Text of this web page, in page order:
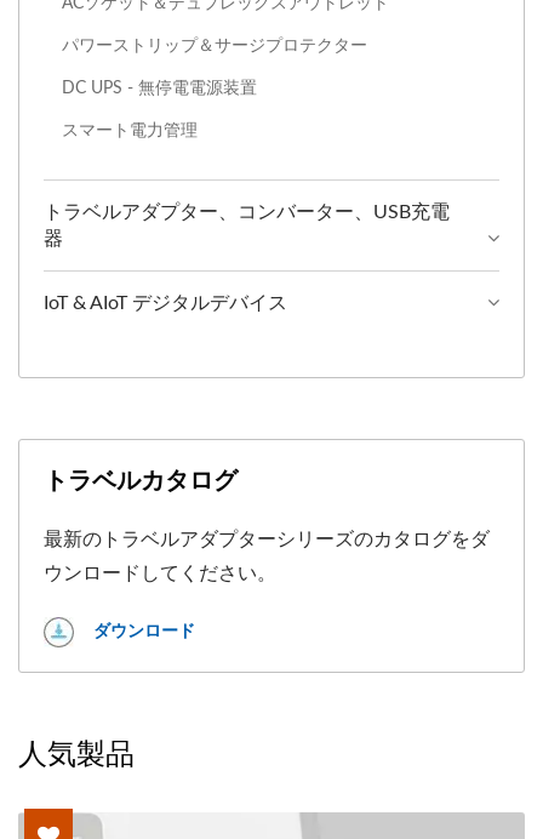
パワーストリップ＆サージプロテクター
DC UPS - 無停電電源装置
スマート電力管理
トラベルアダプター、コンバーター、USB充電
器
IoT & AIoT デジタルデバイス
トラベルカタログ
最新のトラベルアダプターシリーズのカタログをダ
ウンロードしてください。
ダウンロード
人気製品